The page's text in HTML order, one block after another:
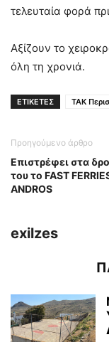
τελευταία φορά
Αξίζουν το
όλη τη χρονιά.
ΕΤΙΚΕΤΕΣ ΤΑΚ
Προηγούμενο άρθρο
Επιστρέφει στα
του το FAST
ANDROS
exilzes